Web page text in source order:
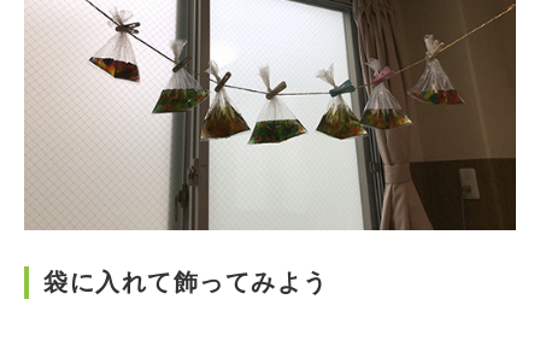
袋に入れて飾ってみよう